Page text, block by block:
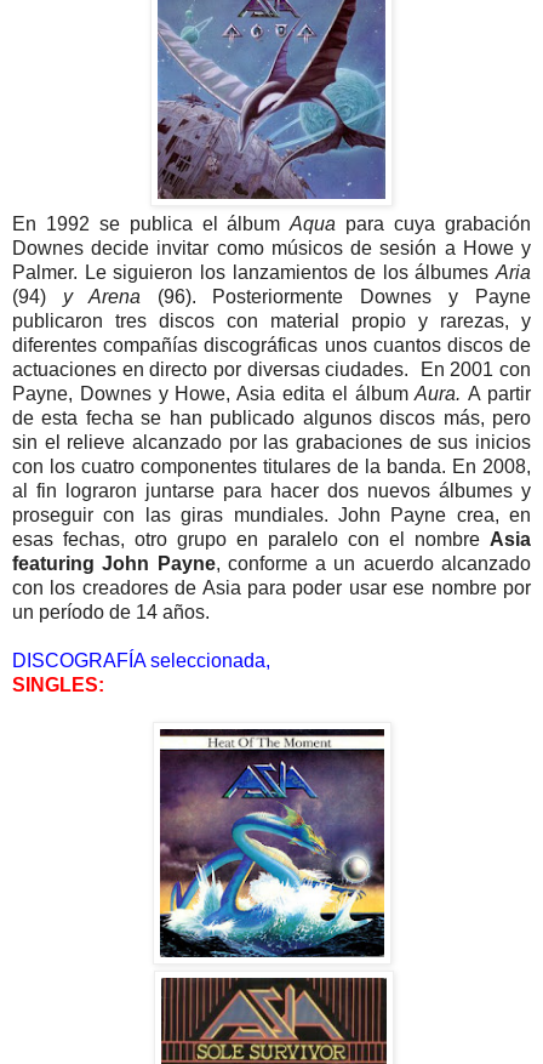
En 1992 se publica el álbumAqua para cuya grabación
Downes decide invitar como músicos de sesión a Howe y
Palmer. Le siguieron los lanzamientos de los álbumes Aria
(94) y Arena (96). Posteriormente Downes y Payne
publicaron tres discos con material propio y rarezas, y
diferentes compañías discográficas unos cuantos discos de
actuaciones en directo por diversas ciudades. En 2001 con
Payne, Downes y Howe, Asia edita el álbumAura.A partir
de esta fecha se han publicado algunos discos más, pero
sin el relieve alcanzado por las grabaciones de sus inicios
con los cuatro componentes titulares de la banda. En 2008,
al fin lograron juntarse para hacer dos nuevos álbumes y
proseguir con las giras mundiales. John Payne crea, en
esas fechas, otro grupo en paralelo con el nombre Asia
featuring John Payne, conforme a un acuerdo alcanzado
con los creadores de Asia para poder usar ese nombre por
un período de 14 años.
DISCOGRAFÍA seleccionada,
SINGLES: